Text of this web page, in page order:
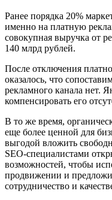
Ранее порядка 20%
именно на платную
совокупная выручка от
140 млрд рублей.
После отключения
оказалось, что
рекламного канала нет.
компенсировать его
В то же время,
еще более ценной для
выгодой вложить
SEO-специалистами
возможностей, чтобы
продвижении и
сотрудничество и